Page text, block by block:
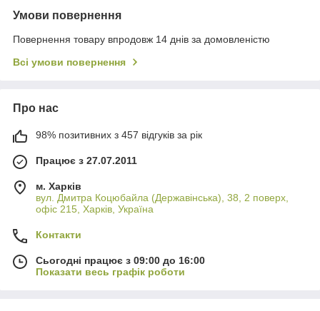
Умови повернення
Повернення товару впродовж 14 днів за домовленістю
Всі умови повернення
Про нас
98% позитивних з 457 відгуків за рік
Працює з 27.07.2011
м. Харків
вул. Дмитра Коцюбайла (Державінська), 38, 2 поверх,
офіс 215, Харків, Україна
Контакти
Сьогодні працює з 09:00 до 16:00
Показати весь графік роботи